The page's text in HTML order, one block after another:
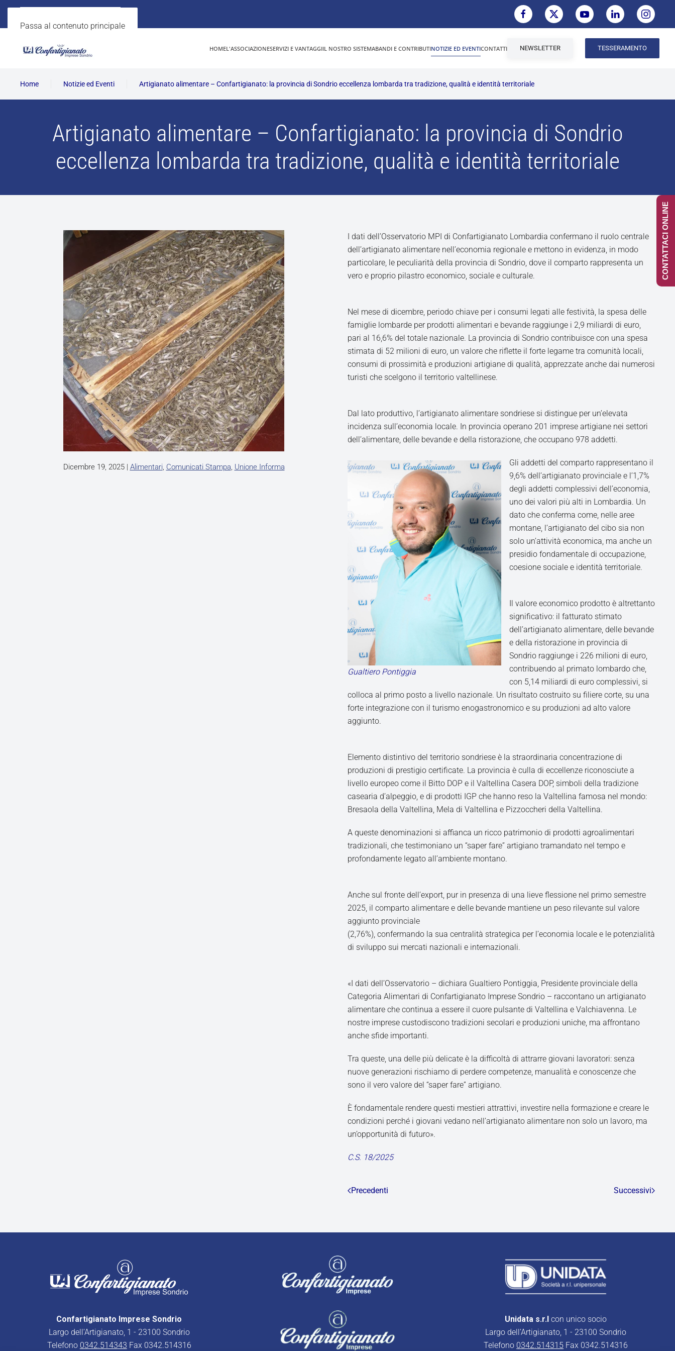
Passa al contenuto principale
HOMEL'ASSOCIAZIONESERVIZI E VANTAGGIIL NOSTRO SISTEMABANDI E CONTRIBUTINOTIZIE ED EVENTICONTATTI NEWSLETTER TESSERAMENTO
Home Notizie ed Eventi Artigianato alimentare – Confartigianato: la provincia di Sondrio eccellenza lombarda tra tradizione, qualità e identità territoriale
Artigianato alimentare – Confartigianato: la provincia di Sondrio
eccellenza lombarda tra tradizione, qualità e identità territoriale
Dicembre 19, 2025| Alimentari, Comunicati Stampa, Unione Informa
I dati dell’Osservatorio MPI di Confartigianato Lombardia confermano il ruolo centrale
dell’artigianato alimentare nell’economia regionale e mettono in evidenza, in modo
particolare, le peculiarità della provincia di Sondrio, dove il comparto rappresenta un
vero e proprio pilastro economico, sociale e culturale.
Nel mese di dicembre, periodo chiave per i consumi legati alle festività, la spesa delle
famiglie lombarde per prodotti alimentari e bevande raggiunge i 2,9 miliardi di euro,
pari al 16,6% del totale nazionale. La provincia di Sondrio contribuisce con una spesa
stimata di 52 milioni di euro, un valore che riflette il forte legame tra comunità locali,
consumi di prossimità e produzioni artigiane di qualità, apprezzate anche dai numerosi
turisti che scelgono il territorio valtellinese.
Dal lato produttivo, l’artigianato alimentare sondriese si distingue per un’elevata
incidenza sull’economia locale. In provincia operano 201 imprese artigiane nei settori
dell’alimentare, delle bevande e della ristorazione, che occupano 978 addetti.
Gualtiero Pontiggia
Gli addetti del comparto rappresentano il
9,6% dell’artigianato provinciale e l’1,7%
degli addetti complessivi dell’economia,
uno dei valori più alti in Lombardia. Un
dato che conferma come, nelle aree
montane, l’artigianato del cibo sia non
solo un’attività economica, ma anche un
presidio fondamentale di occupazione,
coesione sociale e identità territoriale.
Il valore economico prodotto è altrettanto
significativo: il fatturato stimato
dell’artigianato alimentare, delle bevande
e della ristorazione in provincia di
Sondrio raggiunge i 226 milioni di euro,
contribuendo al primato lombardo che,
con 5,14 miliardi di euro complessivi, si
colloca al primo posto a livello nazionale. Un risultato costruito su filiere corte, su una
forte integrazione con il turismo enogastronomico e su produzioni ad alto valore
aggiunto.
Elemento distintivo del territorio sondriese è la straordinaria concentrazione di
produzioni di prestigio certificate. La provincia è culla di eccellenze riconosciute a
livello europeo come il Bitto DOP e il Valtellina Casera DOP, simboli della tradizione
casearia d’alpeggio, e di prodotti IGP che hanno reso la Valtellina famosa nel mondo:
Bresaola della Valtellina, Mela di Valtellina e Pizzoccheri della Valtellina.
A queste denominazioni si affianca un ricco patrimonio di prodotti agroalimentari
tradizionali, che testimoniano un “saper fare” artigiano tramandato nel tempo e
profondamente legato all’ambiente montano.
Anche sul fronte dell’export, pur in presenza di una lieve flessione nel primo semestre
2025, il comparto alimentare e delle bevande mantiene un peso rilevante sul valore
aggiunto provinciale
(2,76%), confermando la sua centralità strategica per l’economia locale e le potenzialità
di sviluppo sui mercati nazionali e internazionali.
«I dati dell’Osservatorio – dichiara Gualtiero Pontiggia, Presidente provinciale della
Categoria Alimentari di Confartigianato Imprese Sondrio – raccontano un artigianato
alimentare che continua a essere il cuore pulsante di Valtellina e Valchiavenna. Le
nostre imprese custodiscono tradizioni secolari e produzioni uniche, ma affrontano
anche sfide importanti.
Tra queste, una delle più delicate è la difficoltà di attrarre giovani lavoratori: senza
nuove generazioni rischiamo di perdere competenze, manualità e conoscenze che
sono il vero valore del “saper fare” artigiano.
È fondamentale rendere questi mestieri attrattivi, investire nella formazione e creare le
condizioni perché i giovani vedano nell’artigianato alimentare non solo un lavoro, ma
un’opportunità di futuro».
C.S. 18/2025
Precedenti Successivi
Confartigianato Imprese Sondrio
Largo dell’Artigianato, 1 - 23100 Sondrio
Telefono 0342.514343 Fax 0342.514316
Unidata s.r.l con unico socio
Largo dell’Artigianato, 1 - 23100 Sondrio
Telefono 0342.514315 Fax 0342.514316
CONTATTACI ONLINE